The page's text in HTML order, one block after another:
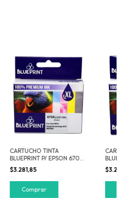
CARTUCHO TINTA
BLUEPRINT P/ EPSON 670
XL CIAN
$3.281,85